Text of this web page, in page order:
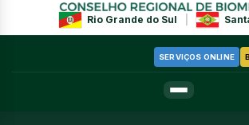
Rio Grande do Sul
SERVIÇOS ONLINE